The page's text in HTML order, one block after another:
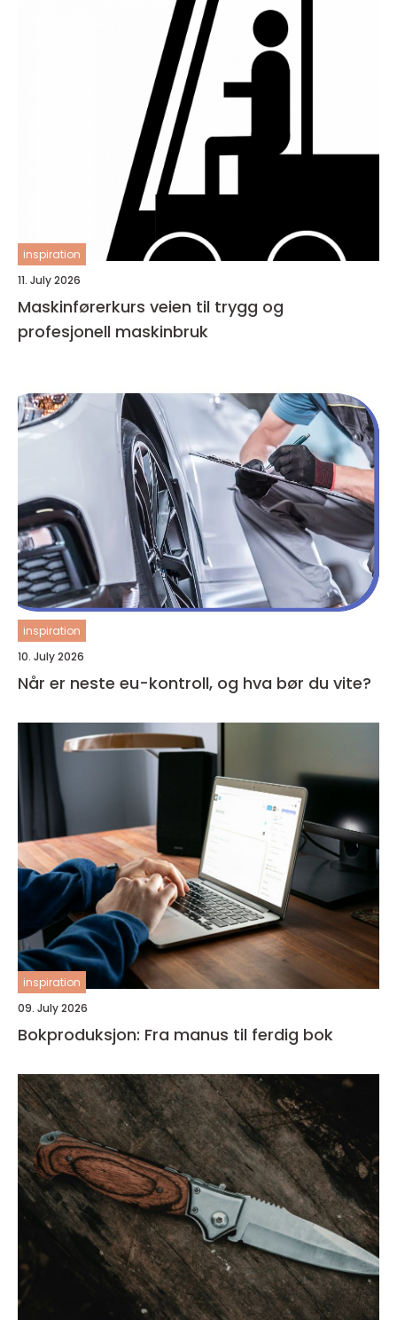
inspiration
11. July 2026
Maskinførerkurs veien til trygg og
profesjonell maskinbruk
inspiration
10. July 2026
Når er neste eu-kontroll, og hva bør du vite?
inspiration
09. July 2026
Bokproduksjon: Fra manus til ferdig bok